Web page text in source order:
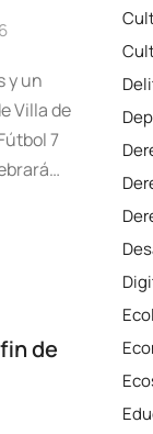
y un
Villa de
7
de